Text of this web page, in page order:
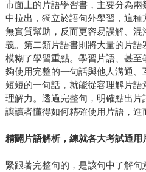
市面上的片語學習書，主要分為
中拉出，獨立於語句外學習，這
無實質幫助，反而更容易誤解、
義。第二類片語書則將大量的片
模糊了學習重點。學習片語、甚
夠使用完整的一句話與他人溝通
短短的一句話，就能從容理解片
理解力。透過完整句，明確點出片
讓讀者懂得如何精確使用片語，進
精闢片語解析，練就各大考試通用
緊跟著完整句的，是該句中了解